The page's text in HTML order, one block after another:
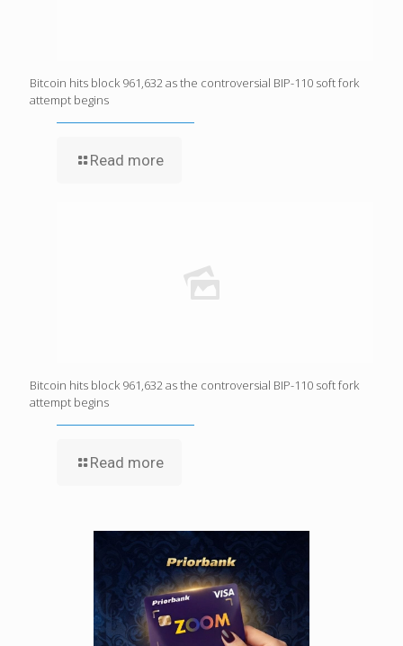
Bitcoin hits block 961,632 as the controversial BIP-110 soft fork
attempt begins
Read more
Bitcoin hits block 961,632 as the controversial BIP-110 soft fork
attempt begins
Read more